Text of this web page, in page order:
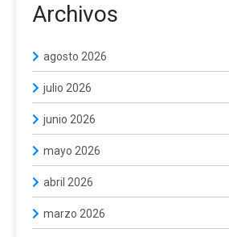
Archivos
agosto 2026
julio 2026
junio 2026
mayo 2026
abril 2026
marzo 2026